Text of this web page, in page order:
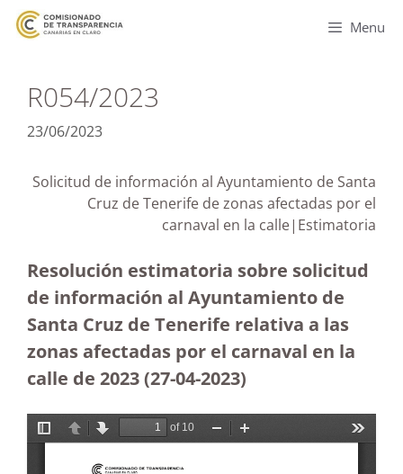
Menu
R054/2023
23/06/2023
Solicitud de información al Ayuntamiento de Santa
Cruz de Tenerife de zonas afectadas por el
carnaval en la calle|Estimatoria
Resolución estimatoria sobre solicitud
de información al Ayuntamiento de
Santa Cruz de Tenerife relativa a las
zonas afectadas por el carnaval en la
calle de 2023 (27-04-2023)